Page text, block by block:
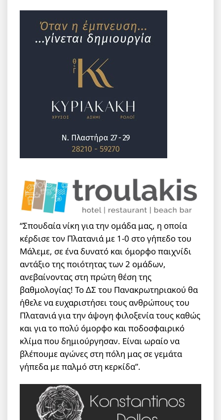
“Σπουδαία νίκη για την ομάδα μας, η οποία
κέρδισε τον Πλατανιά με 1-0 στο γήπεδο του
Μάλεμε, σε ένα δυνατό και όμορφο παιχνίδι
αντάξιο της ποιότητας των 2 ομάδων,
ανεβαίνοντας στη πρώτη θέση της
βαθμολογίας! Το ΔΣ του Πανακρωτηριακού θα
ήθελε να ευχαριστήσει τους ανθρώπους του
Πλατανιά για την άψογη φιλοξενία τους καθώς
και για το πολύ όμορφο και ποδοσφαιρικό
κλίμα που δημιούργησαν. Είναι ωραίο να
βλέπουμε αγώνες στη πόλη μας σε γεμάτα
γήπεδα με παλμό στη κερκίδα”.